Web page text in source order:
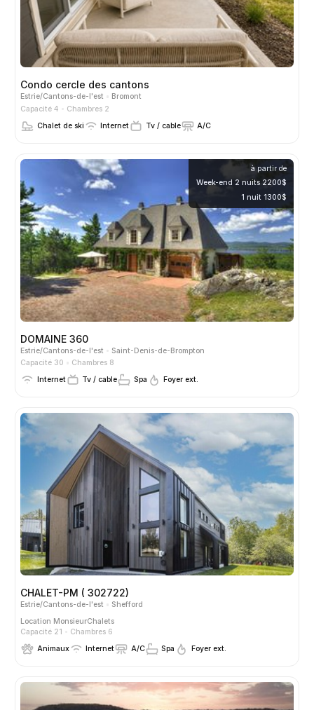
Condo cercle des cantons
Estrie/Cantons-de-l'est
Bromont
Capacité 4
Chambres 2
Chalet de ski
Internet Tv / cable A/C
à partir de
Week-end 2 nuits 2200$
1 nuit 1300$
DOMAINE 360
Estrie/Cantons-de-l'est
Saint-Denis-de-Brompton
Capacité 30
Chambres 8
Internet
Tv / cable Spa Foyer ext.
CHALET-PM ( 302722)
Estrie/Cantons-de-l'est
Shefford
Location MonsieurChalets
Capacité 21
Chambres 6
Animaux
Internet A/C Spa Foyer ext.